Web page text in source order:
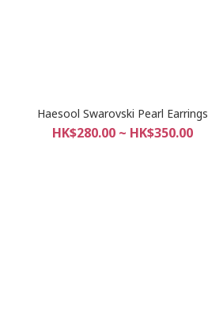
Haesool Swarovski Pearl Earrings
HK$280.00 ~ HK$350.00